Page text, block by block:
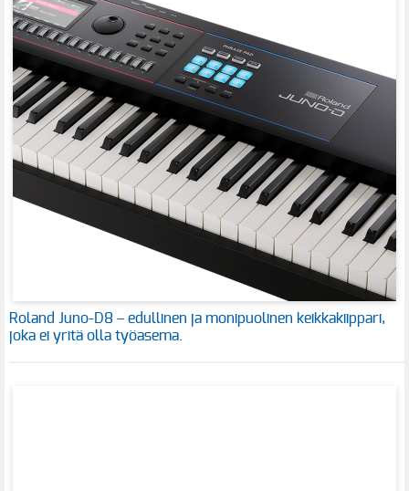
Roland Juno-D8 – edullinen ja monipuolinen keikkakiippari,
joka ei yritä olla työasema.